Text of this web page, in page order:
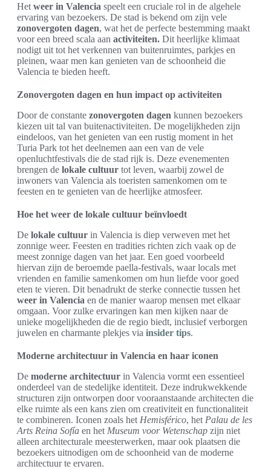
Het weer in Valencia speelt een cruciale rol in de algehele
ervaring van bezoekers. De stad is bekend om zijn vele
zonovergoten dagen, wat het de perfecte bestemming maakt
voor een breed scala aan activiteiten. Dit heerlijke klimaat
nodigt uit tot het verkennen van buitenruimtes, parkjes en
pleinen, waar men kan genieten van de schoonheid die
Valencia te bieden heeft.
Zonovergoten dagen en hun impact op activiteiten
Door de constante zonovergoten dagen kunnen bezoekers
kiezen uit tal van buitenactiviteiten. De mogelijkheden zijn
eindeloos, van het genieten van een rustig moment in het
Turia Park tot het deelnemen aan een van de vele
openluchtfestivals die de stad rijk is. Deze evenementen
brengen de lokale cultuur tot leven, waarbij zowel de
inwoners van Valencia als toeristen samenkomen om te
feesten en te genieten van de heerlijke atmosfeer.
Hoe het weer de lokale cultuur beïnvloedt
De lokale cultuur in Valencia is diep verweven met het
zonnige weer. Feesten en tradities richten zich vaak op de
meest zonnige dagen van het jaar. Een goed voorbeeld
hiervan zijn de beroemde paella-festivals, waar locals met
vrienden en familie samenkomen om hun liefde voor goed
eten te vieren. Dit benadrukt de sterke connectie tussen het
weer in Valencia en de manier waarop mensen met elkaar
omgaan. Voor zulke ervaringen kan men kijken naar de
unieke mogelijkheden die de regio biedt, inclusief verborgen
juwelen en charmante plekjes via insider tips.
Moderne architectuur in Valencia en haar iconen
De moderne architectuur in Valencia vormt een essentieel
onderdeel van de stedelijke identiteit. Deze indrukwekkende
structuren zijn ontworpen door vooraanstaande architecten die
elke ruimte als een kans zien om creativiteit en functionaliteit
te combineren. Iconen zoals het Hemisférico, het Palau de les
Arts Reina Sofía en het Museum voor Wetenschap zijn niet
alleen architecturale meesterwerken, maar ook plaatsen die
bezoekers uitnodigen om de schoonheid van de moderne
architectuur te ervaren.